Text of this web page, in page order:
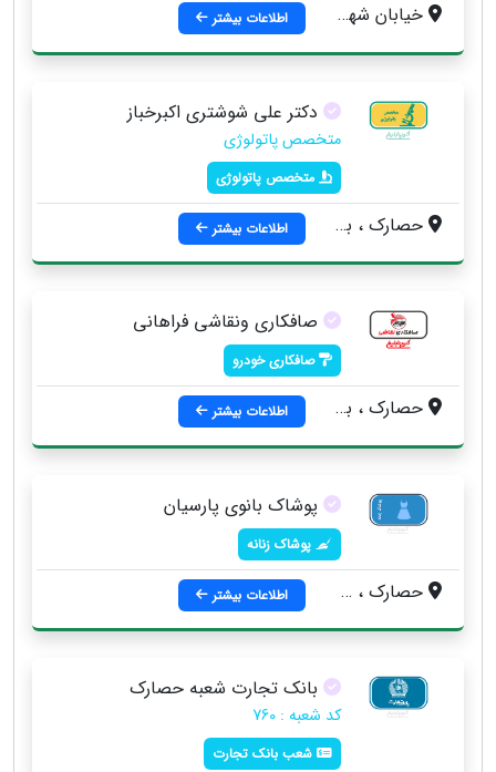
خیابان شهید بهشتی ، روبروی خیابان المهدی ، خیابان شهید ، رجایی ، بیمارستان شهید رجایی اطلاعات بیشتر
دکتر علی شوشتری اکبرخباز
متخصص پاتولوژی
متخصص پاتولوژی
حصارک ، بین خیابان انقلاب و خیابان المهدی ، روبروی مسجد جامع اطلاعات بیشتر
صافکاری ونقاشی فراهانی
صافکاری خودرو
حصارک ، بلوار هشیار ، نرسیده به خیابان المهدی اطلاعات بیشتر
پوشاک بانوی پارسیان
پوشاک زنانه
حصارک ، خیابان‌ المهدی ، خیابان‌ ۸ متری‌ اول ، قبل‌ از پاساژ‌ پاک نیا اطلاعات بیشتر
بانک تجارت شعبه حصارک
کد شعبه : 760
شعب بانک تجارت